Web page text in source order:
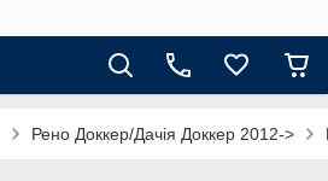
Рено Доккер/Дачія Доккер 2012->